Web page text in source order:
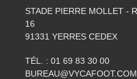
STADE PIERRE MOLLET -
16
91331 YERRES CEDEX
TÉL. : 01 69 83 30 00
BUREAU@VYCAFOOT.COM